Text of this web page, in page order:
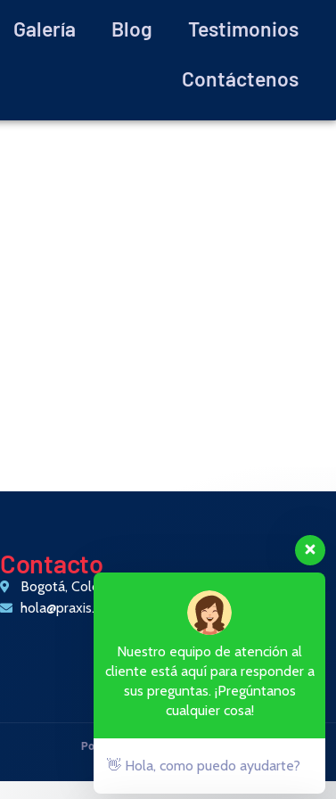
Galería Blog
Testimonios
Contáctenos
Contacto
Bogotá, Colombia
hola@praxis.com
Política de privacidad
Nuestro equipo de atención al
cliente está aquí para responder a
sus preguntas. ¡Pregúntanos
cualquier cosa!
👋 Hola, como puedo ayudarte?